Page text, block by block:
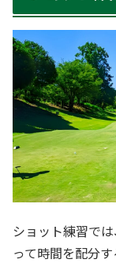
ショット練習で
って時間を配分す